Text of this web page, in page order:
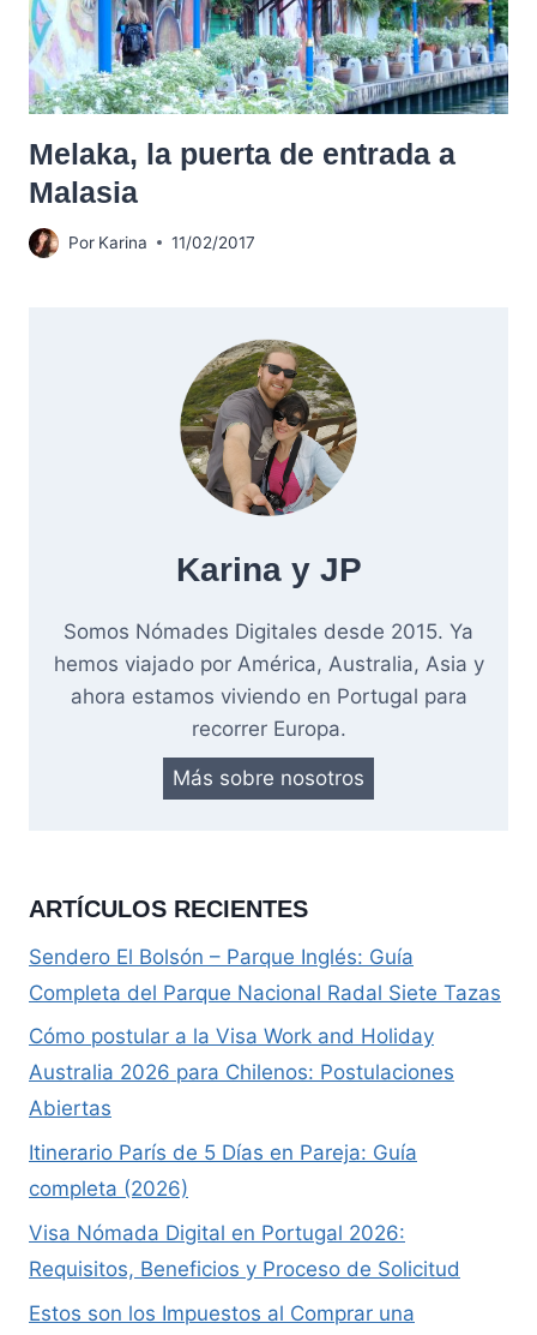
Melaka, la puerta de entrada a
Malasia
Por Karina 11/02/2017
Karina y JP
Somos Nómades Digitales desde 2015. Ya
hemos viajado por América, Australia, Asia y
ahora estamos viviendo en Portugal para
recorrer Europa.
Más sobre nosotros
ARTÍCULOS RECIENTES
Sendero El Bolsón – Parque Inglés: Guía
Completa del Parque Nacional Radal Siete Tazas
Cómo postular a la Visa Work and Holiday
Australia 2026 para Chilenos: Postulaciones
Abiertas
Itinerario París de 5 Días en Pareja: Guía
completa (2026)
Visa Nómada Digital en Portugal 2026:
Requisitos, Beneficios y Proceso de Solicitud
Estos son los Impuestos al Comprar una